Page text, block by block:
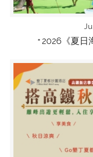
“ 2026《夏日